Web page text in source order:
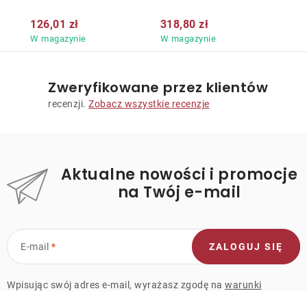
W magazynie
126,01 zł
W magazynie
318,80 zł
Zweryfikowane przez klientów
recenzji. Zobacz wszystkie recenzje
Aktualne nowości i promocje
na Twój e-mail
E-mail
Wpisując swój adres e-mail, wyrażasz zgodę na warunki
ZALOGUJ SIĘ